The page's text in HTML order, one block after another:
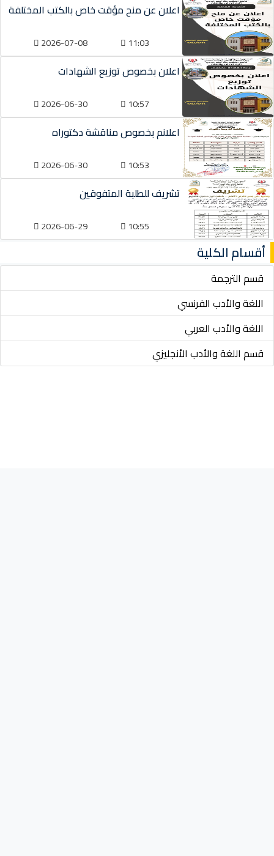
اعلان عن منح مؤقت خاص بالكتب المختلفة
11:03
2026-07-08
اعلان بخصوص توزيع الشهادات
10:57
2026-06-30
اعلانم بخصوص مناقشة دكتوراه
10:53
2026-06-30
تشريف للطلبة المتفوقين
10:55
2026-06-29
أقسام الكلية
قسم الترجمة
اللغة والأدب الفرنسي
اللغة والأدب العربي
قسم اللغة والأدب الأنجليزي